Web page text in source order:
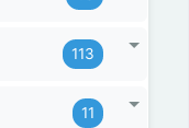
113
11